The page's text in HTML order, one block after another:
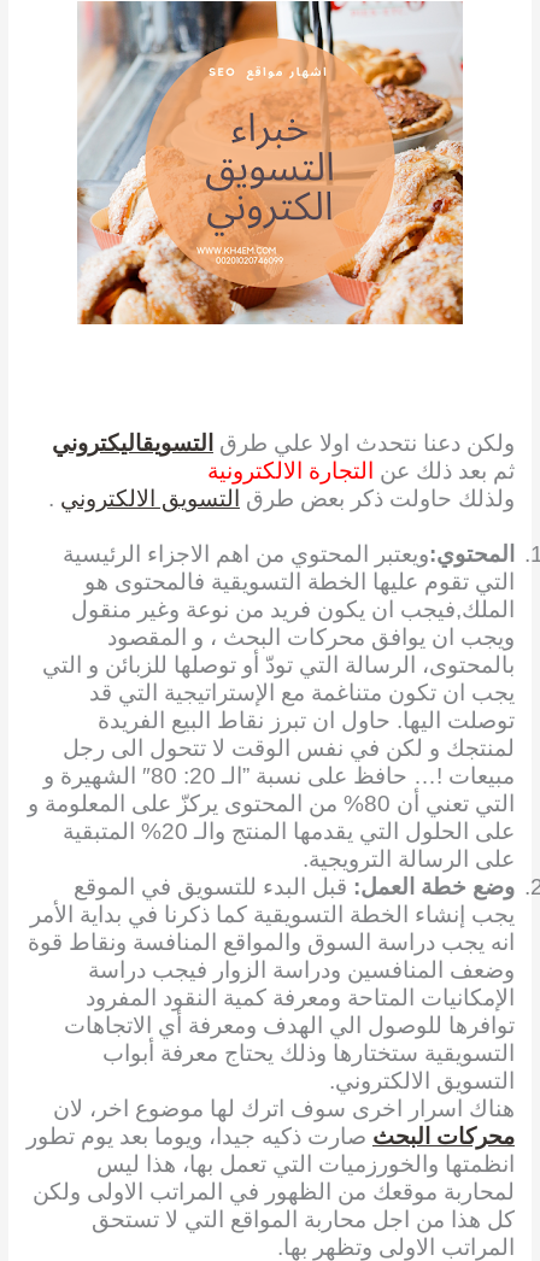
ولكن دعنا نتحدث اولا علي طرق التسويقاليكتروني
ثم بعد ذلك عن
التجارة الالكترونية
ولذلك حاولت ذكر بعض طرق
التسويق الالكتروني .
المحتوي:ويعتبر المحتوي من اهم الاجزاء الرئيسية
التي تقوم عليها الخطة التسويقية فالمحتوى هو
الملك,فيجب ان يكون فريد من نوعة وغير منقول
ويجب ان يوافق محركات البحث ، و المقصود
بالمحتوى، الرسالة التي تودّ أو توصلها للزبائن و التي
يجب ان تكون متناغمة مع الإستراتيجية التي قد
توصلت اليها. حاول ان تبرز نقاط البيع الفريدة
لمنتجك و لكن في نفس الوقت لا تتحول الى رجل
مبيعات !… حافظ على نسبة ”الـ 20: 80″ الشهيرة و
التي تعني أن 80% من المحتوى يركزّ على المعلومة و
على الحلول التي يقدمها المنتج والـ 20% المتبقية
على الرسالة الترويجية.
وضع خطة العمل: قبل البدء للتسويق في الموقع
يجب إنشاء الخطة التسويقية كما ذكرنا في بداية الأمر
انه يجب دراسة السوق والمواقع المنافسة ونقاط قوة
وضعف المنافسين ودراسة الزوار فيجب دراسة
الإمكانيات المتاحة ومعرفة كمية النقود المفرود
توافرها للوصول الي الهدف ومعرفة أي الاتجاهات
التسويقية ستختارها وذلك يحتاج معرفة أبواب
التسويق الالكتروني.
هناك اسرار اخرى سوف اترك لها موضوع اخر، لان
محركات البحث صارت ذكيه جيدا، ويوما بعد يوم تطور
انظمتها والخورزميات التي تعمل بها، هذا ليس
لمحاربة موقعك من الظهور في المراتب الاولى ولكن
كل هذا من اجل محاربة المواقع التي لا تستحق
المراتب الاولى وتظهر بها.